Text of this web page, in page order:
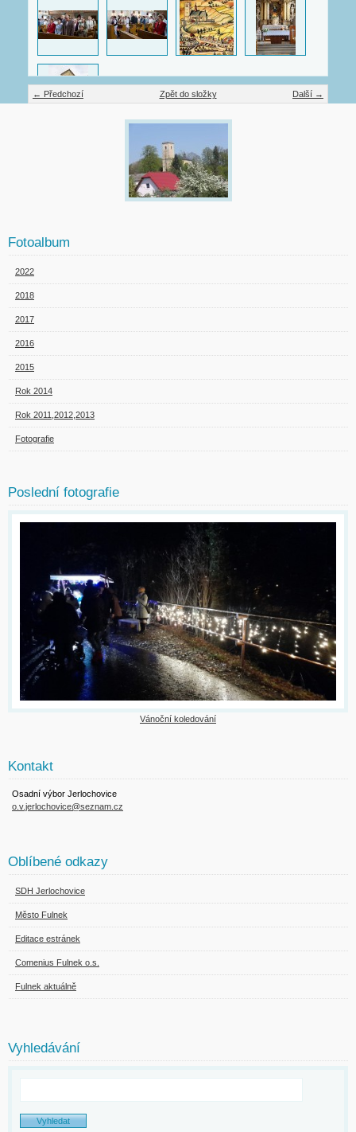
← Předchozí Další →
Zpět do složky
Fotoalbum
2022
2018
2017
2016
2015
Rok 2014
Rok 2011,2012,2013
Fotografie
Poslední fotografie
Vánoční koledování
Kontakt
Osadní výbor Jerlochovice
o.v.jerlochovice@seznam.cz
Oblíbené odkazy
SDH Jerlochovice
Město Fulnek
Editace estránek
Comenius Fulnek o.s.
Fulnek aktuálně
Vyhledávání